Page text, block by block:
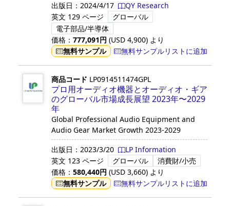
出版日： 2024/4/17
QY Research
英文 129 ページ
グローバル
電子部品/半導体
価格： 777,091円 (USD 4,900) より
無料サンプル
無料サンプルリストに追加
商品コード LP0914511474GPL
プロ用オーディオ機器とオーディオ・ギア
のグローバル市場成長展望 2023年〜2029
年
Global Professional Audio Equipment and
Audio Gear Market Growth 2023-2029
出版日： 2023/3/20
LP Information
英文 123 ページ グローバル
消費財/小売
価格： 580,440円 (USD 3,660) より
無料サンプル
無料サンプルリストに追加